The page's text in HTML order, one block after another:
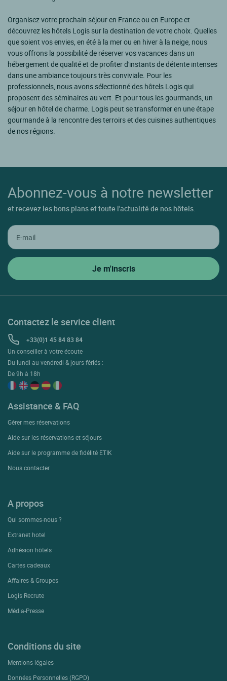
Organisez votre prochain séjour en France ou en Europe et
découvrez les hôtels Logis sur la destination de votre choix. Quelles
que soient vos envies, en été à la mer ou en hiver à la neige, nous
vous offrons la possibilité de réserver vos vacances dans un
hébergement de qualité et de profiter d'instants de détente intenses
dans une ambiance toujours très conviviale. Pour les
professionnels, nous avons sélectionné des hôtels Logis qui
proposent des séminaires au vert. Et pour tous les gourmands, un
séjour en hôtel de charme. Logis peut se transformer en une étape
gourmande à la rencontre des terroirs et des cuisines authentiques
de nos régions.
Abonnez-vous à notre newsletter
et recevez les bons plans et toute l'actualité de nos hôtels.
Contactez le service client
+33(0)1 45 84 83 84
Un conseiller à votre écoute
Du lundi au vendredi & jours fériés :
De 9h à 18h
Assistance & FAQ
Gérer mes réservations
Aide sur les réservations et séjours
Aide sur le programme de fidélité ETIK
Nous contacter
A propos
Qui sommes-nous ?
Extranet hotel
Adhésion hôtels
Cartes cadeaux
Affaires & Groupes
Logis Recrute
Média-Presse
Conditions du site
Mentions légales
Données Personnelles (RGPD)